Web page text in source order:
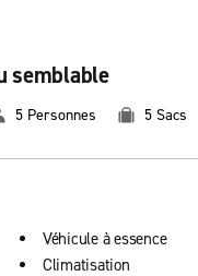
semblable
5 Personnes 5 Sacs
Véhicule à essence
Climatisation